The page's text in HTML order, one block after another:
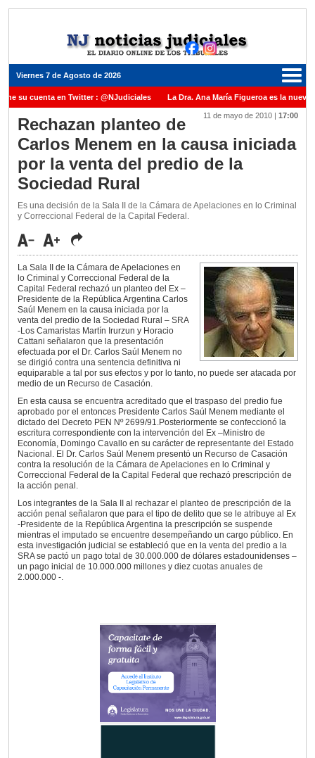
Viernes 7 de Agosto de 2026
su cuenta en Twitter : @NJudiciales La Dra. Ana María Figueroa es la nueva
Justicia de la Nación una medalla al Dr. Raul Zaffaroni en reconocimiento por su
Carles para cubrir vacante en la Corte Suprema de Justicia de la Nación
ante el Juez Daniel Rafecas
11 de mayo de 2010 | 17:00
Rechazan planteo de
Carlos Menem en la causa iniciada
por la venta del predio de la
Sociedad Rural
Es una decisión de la Sala II de la Cámara de Apelaciones en lo Criminal
y Correccional Federal de la Capital Federal.
La Sala II de la Cámara de Apelaciones en
lo Criminal y Correccional Federal de la
Capital Federal rechazó un planteo del Ex –
Presidente de la República Argentina Carlos
Saúl Menem en la causa iniciada por la
venta del predio de la Sociedad Rural – SRA
-Los Camaristas Martín Irurzun y Horacio
Cattani señalaron que la presentación
efectuada por el Dr. Carlos Saúl Menem no
se dirigió contra una sentencia definitiva ni
equiparable a tal por sus efectos y por lo tanto, no puede ser atacada por
medio de un Recurso de Casación.
En esta causa se encuentra acreditado que el traspaso del predio fue
aprobado por el entonces Presidente Carlos Saúl Menem mediante el
dictado del Decreto PEN Nº 2699/91.Posteriormente se confeccionó la
escritura correspondiente con la intervención del Ex –Ministro de
Economía, Domingo Cavallo en su carácter de representante del Estado
Nacional. El Dr. Carlos Saúl Menem presentó un Recurso de Casación
contra la resolución de la Cámara de Apelaciones en lo Criminal y
Correccional Federal de la Capital Federal que rechazó prescripción de
la acción penal.
Los integrantes de la Sala II al rechazar el planteo de prescripción de la
acción penal señalaron que para el tipo de delito que se le atribuye al Ex
-Presidente de la República Argentina la prescripción se suspende
mientras el imputado se encuentre desempeñando un cargo público. En
esta investigación judicial se estableció que en la venta del predio a la
SRA se pactó un pago total de 30.000.000 de dólares estadounidenses –
un pago inicial de 10.000.000 millones y diez cuotas anuales de
2.000.000 -.